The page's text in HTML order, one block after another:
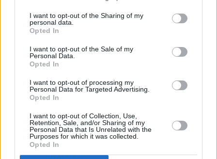
I want to opt-out of the Sharing of my
personal data.
Opted In
I want to opt-out of the Sale of my
Personal Data.
Opted In
I want to opt-out of processing my
Personal Data for Targeted Advertising.
Opted In
I want to opt-out of Collection, Use,
Retention, Sale, and/or Sharing of my
Personal Data that Is Unrelated with the
Purposes for which it was collected.
Opted In
Adele - 04.06.2015 - 15:11
Som
svar
på
Jassi
(ikke
Hei, jeg heter Adele og er ti år, snart elleve,jeg elsker
og bake og disse muffinsene var kjempe gode. klem
adele
Som
svar
på
Jeg skal bake til klassen min var muffinsene e
veldig gode
Svar